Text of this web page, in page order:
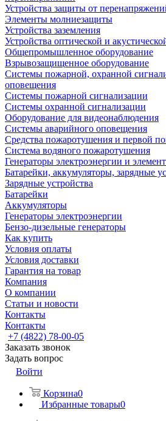
Устройства защиты от
Элементы молниезащиты
Устройства заземления
Устройства оптической и
Общепромышленное оборудование
Взрывозащищенное оборудование
Системы пожарной, охранной
оповещения
Системы пожарной сигнализации
Системы охранной сигнализации
Оборудование для видеонаблюдения
Системы аварийного оповещения
Средства пожаротушения и первой
Система водяного пожаротушения
Генераторы электроэнергии и
Батарейки, аккумуляторы, зарядные
Зарядные устройства
Батарейки
Аккумуляторы
Генераторы электроэнергии
Бензо-дизельные генераторы
Как купить
Условия оплаты
Условия доставки
Гарантия на товар
Компания
О компании
Статьи и новости
Контакты
Контакты
+7 (4822) 78-00-05
Заказать звонок
Задать вопрос
Войти
Корзина0
Избранные товары0